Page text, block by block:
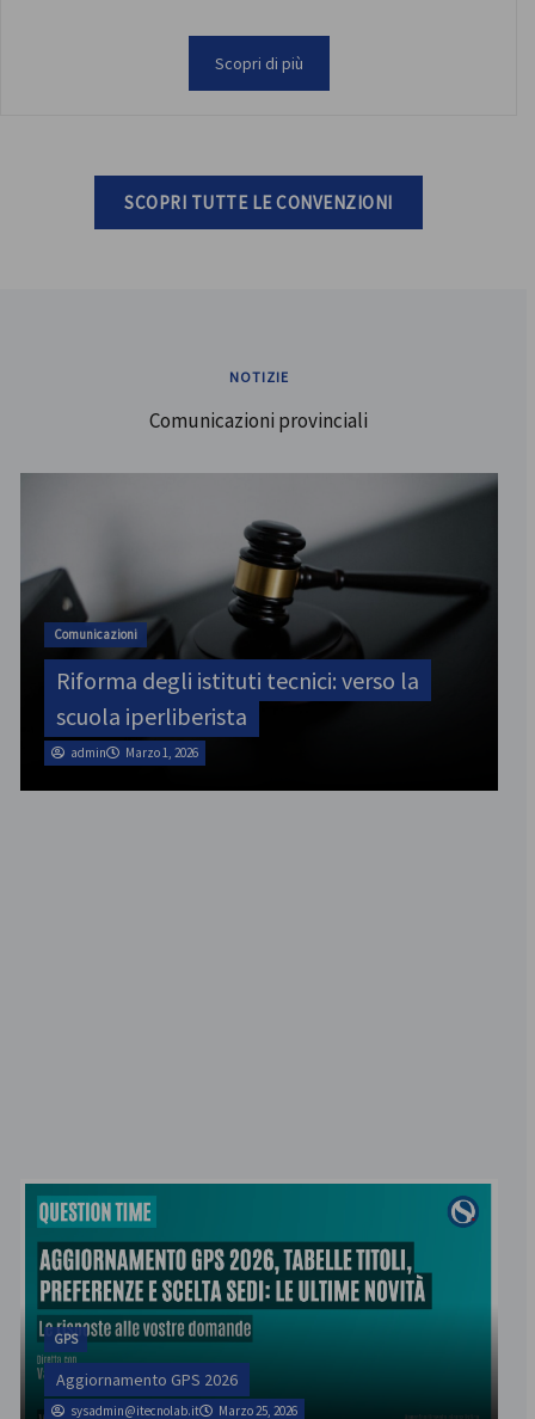
Scopri di più
SCOPRI TUTTE LE CONVENZIONI
NOTIZIE
Comunicazioni provinciali
ATA
SINATAS Venezia, assemblea provinciale
il 31 luglio
admin Marzo 1, 2026
GPS
Aggiornamento GPS 2026
sysadmin@itecnolab.it Marzo 25, 2026